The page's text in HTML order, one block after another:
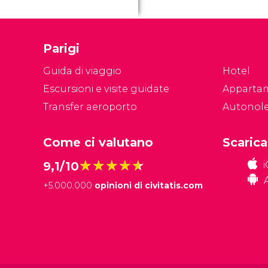
Parigi
Guida di viaggio
Escursioni e visite guidate
Transfer aeroporto
Hotel
Come ci valutano
9,1/10★★★★★
★★★★★
+5.000.000 opinioni di civitatis.com